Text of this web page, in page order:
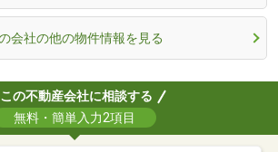
会社の他の物件情報を見る
この不動産会社に相談する
無料・簡単入力2項目